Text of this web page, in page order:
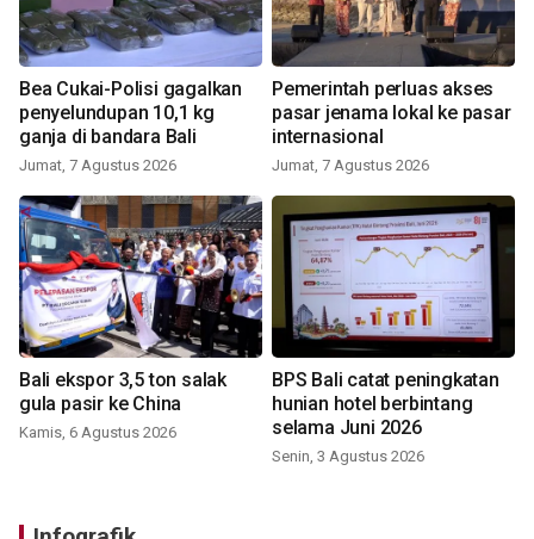
Bea Cukai-Polisi gagalkan
penyelundupan 10,1 kg
ganja di bandara Bali
Jumat, 7 Agustus 2026
Pemerintah perluas akses
pasar jenama lokal ke pasar
internasional
Jumat, 7 Agustus 2026
Bali ekspor 3,5 ton salak
gula pasir ke China
Kamis, 6 Agustus 2026
BPS Bali catat peningkatan
hunian hotel berbintang
selama Juni 2026
Senin, 3 Agustus 2026